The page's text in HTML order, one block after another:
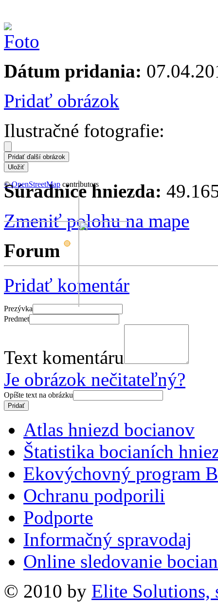
Dátum pridania:
Pridať obrázok
Ilustračné fotografie:
+−
©OpenStreetMap contributors
Súradnice hniezda:
Zmeniť polohu na mape
Forum
Pridať komentár
Prezývka
Predmet
Text komentáru
Je obrázok nečitateľný?
Opíšte text na obrázku
Atlas hniezd bocianov
Štatistika bocianích
Ekovýchovný program
Ochranu podporili
Podporte
Informačný spravodaj
Online sledovanie
© 2010 by Elite Solutions,